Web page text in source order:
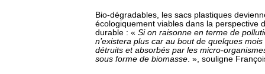
Bio-dégradables, les sacs plastiques
écologiquement viables dans la perspective
durable : « Si on raisonne en terme de
n’existera plus car au bout de quelques
détruits et absorbés par les micro-
sous forme de biomasse. », souligne